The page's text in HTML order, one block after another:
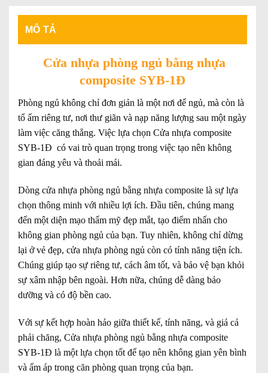
MÔ TẢ
Cửa nhựa phòng ngủ bằng nhựa
composite SYB-1Đ
Phòng ngủ không chỉ đơn giản là một nơi để ngủ, mà còn là
tổ ấm riêng tư, nơi thư giãn và nạp năng lượng sau một ngày
làm việc căng thẳng. Việc lựa chọn Cửa nhựa composite
SYB-1Đ có vai trò quan trọng trong việc tạo nên không
gian đáng yêu và thoải mái.
Dòng cửa nhựa phòng ngủ bằng nhựa composite là sự lựa
chọn thông minh với nhiều lợi ích. Đầu tiên, chúng mang
đến một diện mạo thẩm mỹ đẹp mắt, tạo điểm nhấn cho
không gian phòng ngủ của bạn. Tuy nhiên, không chỉ dừng
lại ở vẻ đẹp, cửa nhựa phòng ngủ còn có tính năng tiện ích.
Chúng giúp tạo sự riêng tư, cách âm tốt, và bảo vệ bạn khỏi
sự xâm nhập bên ngoài. Hơn nữa, chúng dễ dàng bảo
dưỡng và có độ bền cao.
Với sự kết hợp hoàn hảo giữa thiết kế, tính năng, và giá cả
phải chăng, Cửa nhựa phòng ngủ bằng nhựa composite
SYB-1Đ là một lựa chọn tốt để tạo nên không gian yên bình
và ấm áp trong căn phòng quan trọng của bạn.